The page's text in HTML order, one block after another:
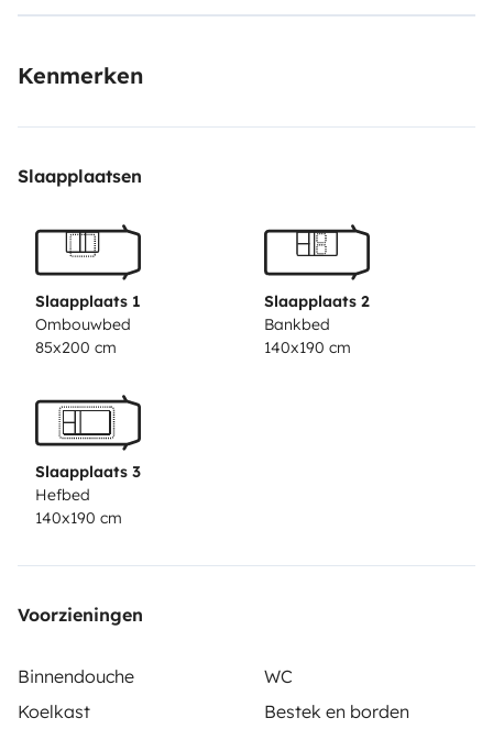
place de parking privé. Mon camping-car est loué
Plus qu'à déposer vos valises -5 places Max coucher et
serviettes.
Kenmerken
Slaapplaatsen
Slaapplaats 1
Ombouwbed
85x200 cm
Slaapplaats 2
Bankbed
140x190 cm
Slaapplaats 3
Hefbed
140x190 cm
Voorzieningen
Binnendouche
WC
Koelkast
Bestek en borden